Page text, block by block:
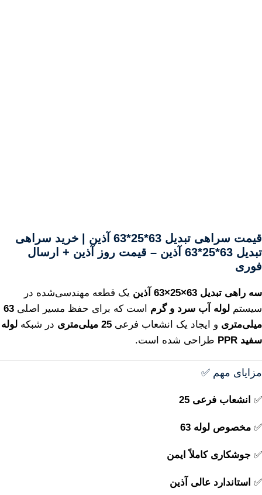
قیمت سراهی تبدیل 63*25*63 آذین | خرید سراهی
تبدیل 63*25*63 آذین – قیمت روز آذین + ارسال
فوری
سه راهی تبدیل 63×25×63 آذین
یک قطعه مهندسی‌شده در
سیستم لوله آب سرد و گرم است که برای حفظ مسیر اصلی 63
میلی‌متری و ایجاد یک انشعاب فرعی 25 میلی‌متری در شبکه لوله
سفید PPR
طراحی شده است.
مزایای مهم ✅
✅ انشعاب فرعی 25
✅ مخصوص لوله 63
✅ جوشکاری کاملاً ایمن
✅ استاندارد عالی آذین